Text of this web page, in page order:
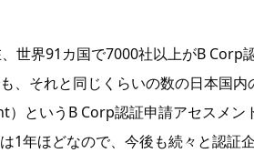
世界91カ国で7000社以上がB Corp
、それと同じくらいの数の日本国
）というB Corp認証申請アセスメ
1年ほどなので、今後も続々と認証